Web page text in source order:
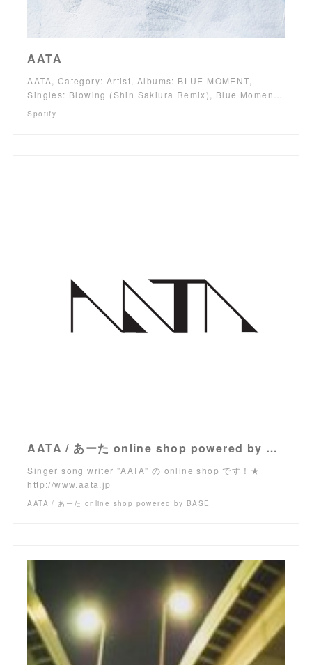
AATA
AATA, Category: Artist, Albums: BLUE MOMENT,
Singles: Blowing (Shin Sakiura Remix), Blue Momen…
Spotify
AATA / あーた online shop powered by BASE
Singer song writer "AATA" の online shop です！★
http://www.aata.jp
AATA / あーた online shop powered by BASE